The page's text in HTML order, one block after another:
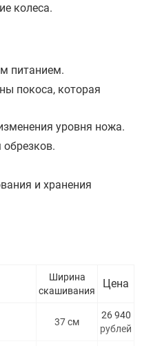
колеса.
питанием.
покоса, которая
уровня ножа.
и хранения
Ширина
скашивания
Цена
37 см
26 940
рублей